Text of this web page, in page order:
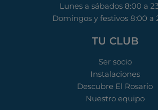
Lunes a sábados 8:00 a
Domingos y festivos 8:00 a
TU CLUB
Ser socio
Instalaciones
Descubre El Rosario
Nuestro equipo